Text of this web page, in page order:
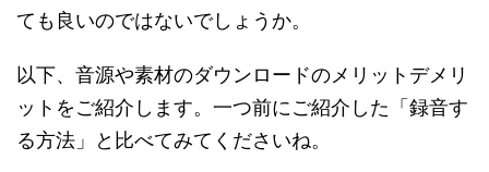
ても良いのではないでしょうか。
以下、音源や素材のダウンロードのメリットデメリ
ットをご紹介します。一つ前にご紹介した「録音す
る方法」と比べてみてくださいね。